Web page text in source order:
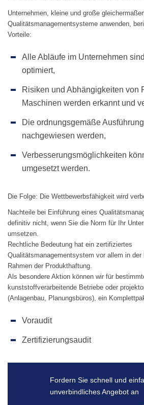
Unternehmen, kleine und große
Qualitätsmanagementsysteme anwenden,
Vorteile:
Alle Abläufe im Unternehmen
optimiert,
Risiken und Abhängigkeiten von
Maschinen werden erkannt und
Die ordnungsgemäße
nachgewiesen werden,
Verbesserungsmöglichkeiten
umgesetzt werden.
Die Folge: Die Wettbewerbsfähigkeit wird
Nachteile bei Einführung eines
definitiv nicht, wenn Sie die Norm für Ihr
umsetzen.
Rechtliche Bedeutung hat ein zertifiziertes
Qualitätsmanagementsystem vor allem in der
Rahmen der Produkthaftung.
Als besondere Aktion können wir für
kunststoffverarbeitende Betriebe oder
(Anlagenbau, Planungsbüros), ein
Voraudit
Zertifizierungsaudit
Fordern Sie schnell und
unverbindliches Angebot an